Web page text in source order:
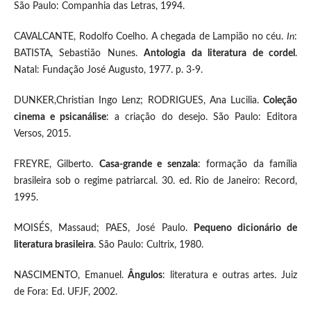
São Paulo: Companhia das Letras, 1994.
CAVALCANTE, Rodolfo Coelho. A chegada de Lampião no céu.In:
BATISTA, Sebastião Nunes.Antologia da literatura de cordel .
Natal: Fundação José Augusto, 1977. p. 3-9.
DUNKER,Christian Ingo Lenz; RODRIGUES, Ana Lucilia.Coleção
cinema e psicanálise: a criação do desejo. São Paulo: Editora
Versos, 2015.
FREYRE, Gilberto. Casa-grande e senzala: formação da família
brasileira sob o regime patriarcal. 30. ed. Rio de Janeiro: Record,
1995.
MOISÉS, Massaud; PAES, José Paulo.
Pequeno dicionário de
literatura brasileira. São Paulo: Cultrix, 1980.
NASCIMENTO, Emanuel.Ângulos: literatura e outras artes. Juiz
de Fora: Ed. UFJF, 2002.